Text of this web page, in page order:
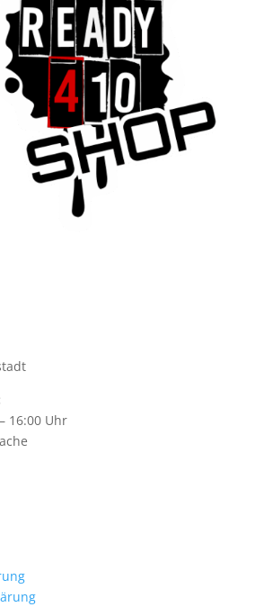
16:00 Uhr